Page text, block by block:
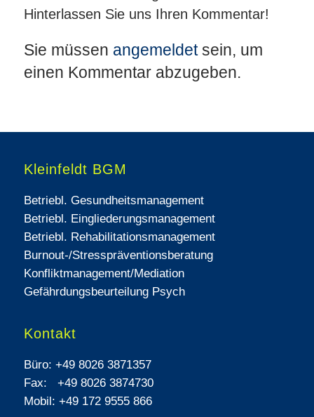
Hinterlassen Sie uns Ihren Kommentar!
Sie müssen angemeldetsein, um
einen Kommentar abzugeben.
Kleinfeldt BGM
Betriebl. Gesundheitsmanagement
Betriebl. Eingliederungsmanagement
Betriebl. Rehabilitationsmanagement
Burnout-/Stresspräventionsberatung
Konfliktmanagement/Mediation
Gefährdungsbeurteilung Psych
Kontakt
Büro: +49 8026 3871357
Fax: +49 8026 3874730
Mobil: +49 172 9555 866